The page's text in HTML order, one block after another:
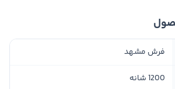
فرش مشهد
1200 شانه